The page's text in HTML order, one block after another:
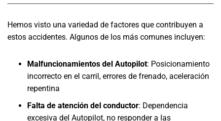
Hemos visto una variedad de factores que contribuyen a
estos accidentes. Algunos de los más comunes incluyen:
Malfuncionamientos del Autopilot: Posicionamiento
incorrecto en el carril, errores de frenado, aceleración
repentina
Falta de atención del conductor: Dependencia
excesiva del Autopilot, no responder a las